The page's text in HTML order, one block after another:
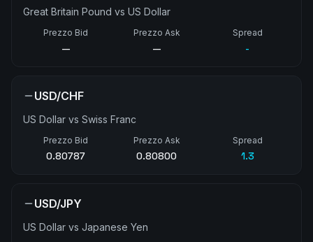
Great Britain Pound vs US Dollar
Prezzo Bid
—
Prezzo Ask
—
Spread
-
USD/CHF
US Dollar vs Swiss Franc
Prezzo Bid
0.80787
Prezzo Ask
0.80800
Spread
1.3
USD/JPY
US Dollar vs Japanese Yen